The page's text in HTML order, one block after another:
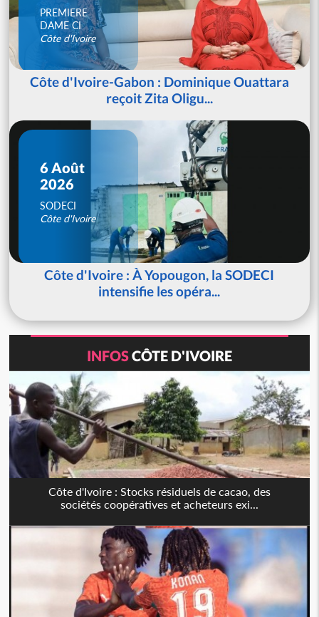
PREMIERE
DAME CI
Côte d'Ivoire
Côte d'Ivoire-Gabon : Dominique Ouattara
reçoit Zita Oligu...
6 Août
2026
SODECI
Côte d'Ivoire
Côte d'Ivoire : À Yopougon, la SODECI
intensifie les opéra...
INFOSCÔTE D'IVOIRE
Côte d'Ivoire : Stocks résiduels de cacao, des
sociétés coopératives et acheteurs exi...